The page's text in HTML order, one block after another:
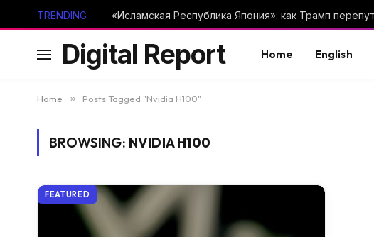
TRENDING
Digital Report Home English
Home » Posts Tagged "Nvidia H100"
BROWSING: NVIDIA H100
FEATURED